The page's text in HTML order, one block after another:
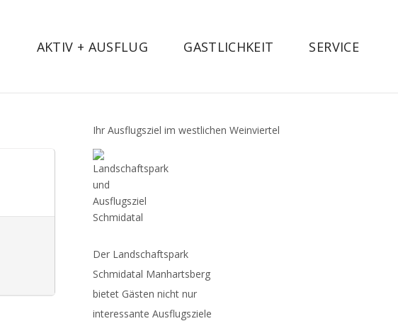
AKTIV + AUSFLUG GASTLICHKEIT SERVICE
Ihr Ausflugsziel im westlichen Weinviertel
Der Landschaftspark
Schmidatal Manhartsberg
bietet Gästen nicht nur
interessante Ausflugsziele